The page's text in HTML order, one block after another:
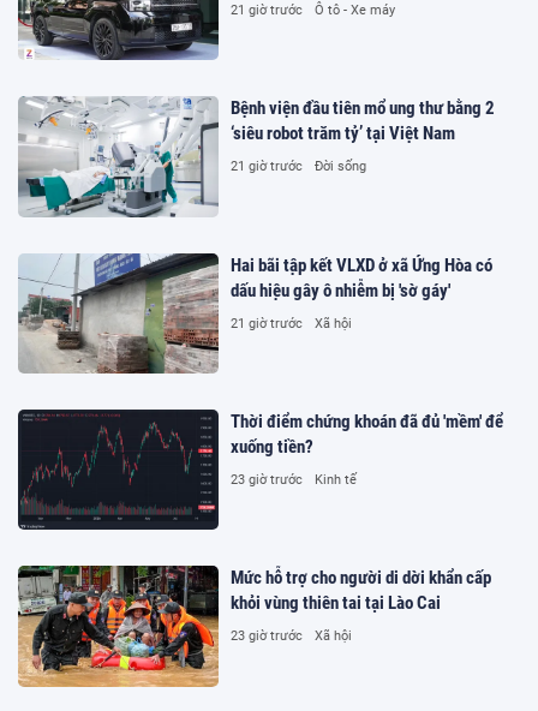
21 giờ trước Ô tô - Xe máy
Bệnh viện đầu tiên mổ ung thư bằng 2
‘siêu robot trăm tỷ’ tại Việt Nam
21 giờ trước Đời sống
Hai bãi tập kết VLXD ở xã Ứng Hòa có
dấu hiệu gây ô nhiễm bị 'sờ gáy'
21 giờ trước Xã hội
Thời điểm chứng khoán đã đủ 'mềm' để
xuống tiền?
23 giờ trước Kinh tế
Mức hỗ trợ cho người di dời khẩn cấp
khỏi vùng thiên tai tại Lào Cai
23 giờ trước Xã hội